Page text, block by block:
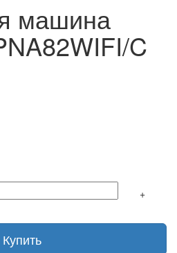
машина
C
+
Купить